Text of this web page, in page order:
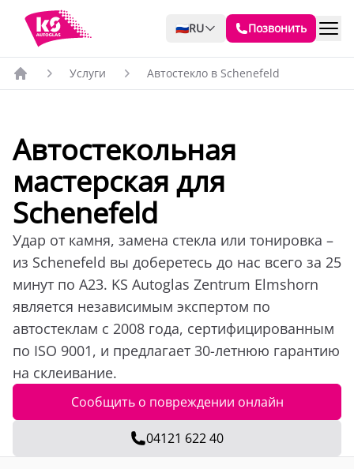
🇷🇺RU Позвонить
Услуги Автостекло в Schenefeld
Автостекольная
мастерская для
Schenefeld
Удар от камня, замена стекла или тонировка –
из Schenefeld вы доберетесь до нас всего за 25
минут по A23. KS Autoglas Zentrum Elmshorn
является независимым экспертом по
автостеклам с 2008 года, сертифицированным
по ISO 9001, и предлагает 30-летнюю гарантию
на склеивание.
Сообщить о повреждении онлайн
04121 622 40